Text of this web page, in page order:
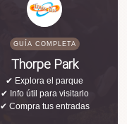
GUÍA COMPLETA
Thorpe Park
✔ Explora el parque
✔ Info útil para visitarlo
✔ Compra tus entradas